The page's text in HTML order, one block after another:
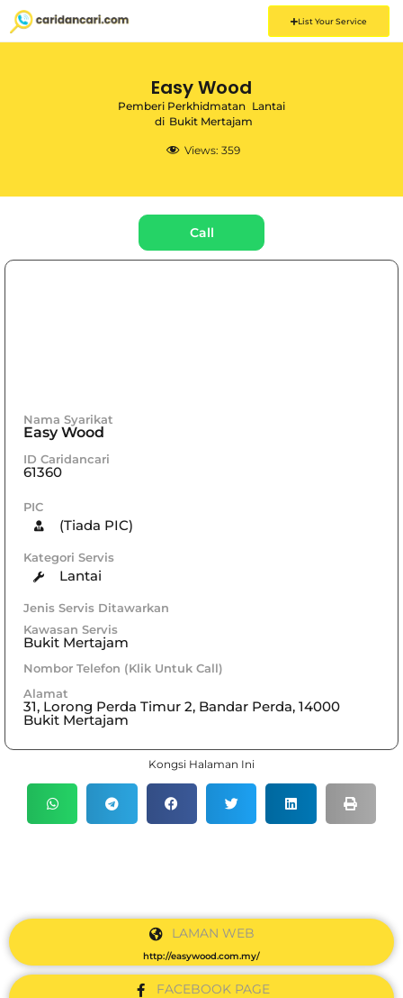
List Your Service
Easy Wood
Pemberi Perkhidmatan Lantai
di Bukit Mertajam
Views: 359
Call
Nama Syarikat
Easy Wood
ID Caridancari
61360
PIC
(Tiada PIC)
Kategori Servis
Lantai
Jenis Servis Ditawarkan
Kawasan Servis
Bukit Mertajam
Nombor Telefon (Klik Untuk Call)
Alamat
31, Lorong Perda Timur 2, Bandar Perda, 14000
Bukit Mertajam
Kongsi Halaman Ini
LAMAN WEB
http://easywood.com.my/
FACEBOOK PAGE